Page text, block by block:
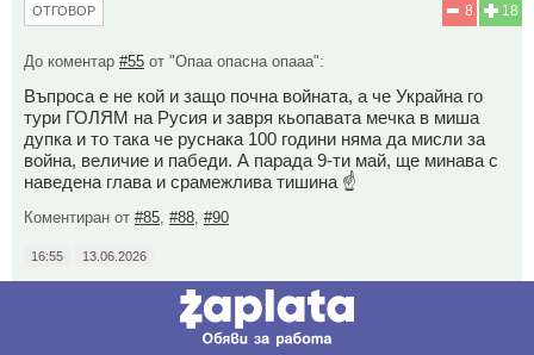
18
8
ОТГОВОР
До коментар #55 от "Опаа опасна опааа":
Въпроса е не кой и защо почна войната, а че Украйна го
тури ГОЛЯМ на Русия и завря кьопавата мечка в миша
дупка и то така че руснака 100 години няма да мисли за
война, величие и пабеди. А парада 9-ти май, ще минава с
наведена глава и срамежлива тишина ☝️
Коментиран от #85 #88 #90
16:55 13.06.2026
Този коментар е премахнат от модератор.